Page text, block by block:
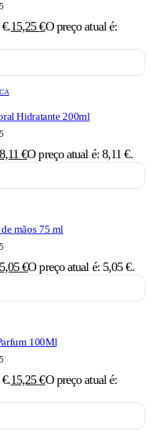
15,25€O preço atual é:
Hidratante 200ml
€O preço atual é: 8,11 €.
mãos 75 ml
€O preço atual é: 5,05 €.
100Ml
15,25€O preço atual é: